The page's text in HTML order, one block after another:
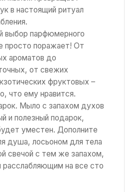
в настоящий ритуал
выбор парфюмерного
просто поражает! От
ароматов до
от свежих
фруктовых –
что ему нравится.
Мыло с запахом духов
и полезный подарок,
уместен. Дополните
душа, лосьоном для тела
свечой с тем же запахом,
на все сто